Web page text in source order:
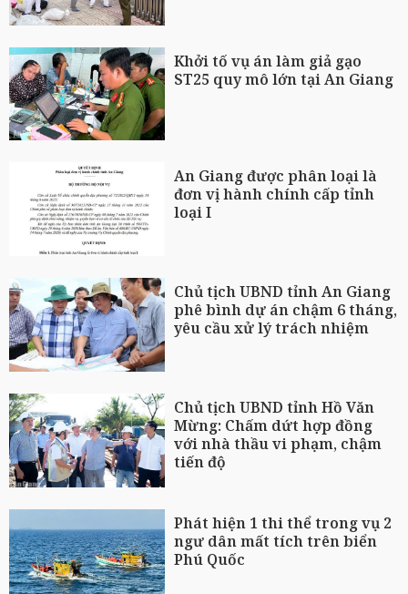
Khởi tố vụ án làm giả gạo
ST25 quy mô lớn tại An Giang
An Giang được phân loại là
đơn vị hành chính cấp tỉnh
loại I
Chủ tịch UBND tỉnh An Giang
phê bình dự án chậm 6 tháng,
yêu cầu xử lý trách nhiệm
Chủ tịch UBND tỉnh Hồ Văn
Mừng: Chấm dứt hợp đồng
với nhà thầu vi phạm, chậm
tiến độ
Phát hiện 1 thi thể trong vụ 2
ngư dân mất tích trên biển
Phú Quốc